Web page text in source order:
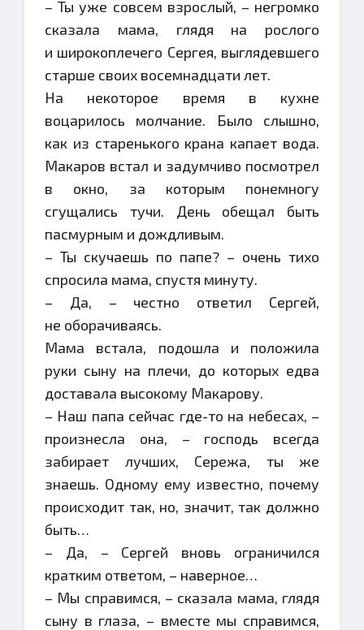
– Ты уже совсем взрослый, – негромко
сказала мама, глядя на рослого
и широкоплечего Сергея, выглядевшего
старше своих восемнадцати лет.
На некоторое время в кухне
воцарилось молчание. Было слышно,
как из старенького крана капает вода.
Макаров встал и задумчиво посмотрел
в окно, за которым понемногу
сгущались тучи. День обещал быть
пасмурным и дождливым.
– Ты скучаешь по папе? – очень тихо
спросила мама, спустя минуту.
– Да, – честно ответил Сергей,
не оборачиваясь.
Мама встала, подошла и положила
руки сыну на плечи, до которых едва
доставала высокому Макарову.
– Наш папа сейчас где-то на небесах, –
произнесла она, – господь всегда
забирает лучших, Сережа, ты же
знаешь. Одному ему известно, почему
происходит так, но, значит, так должно
быть…
– Да, – Сергей вновь ограничился
кратким ответом, – наверное…
– Мы справимся, – сказала мама, глядя
сыну в глаза, – вместе мы справимся,